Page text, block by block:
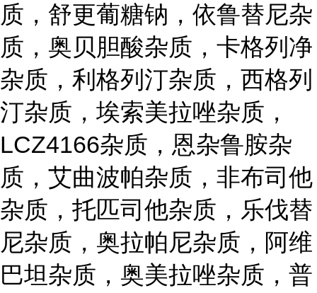
质，舒更葡糖钠，依鲁替尼杂
质，奥贝胆酸杂质，卡格列净
杂质，利格列汀杂质，西格列
汀杂质，埃索美拉唑杂质，
LCZ4166杂质，恩杂鲁胺杂
质，艾曲波帕杂质，非布司他
杂质，托匹司他杂质，乐伐替
尼杂质，奥拉帕尼杂质，阿维
巴坦杂质，奥美拉唑杂质，普